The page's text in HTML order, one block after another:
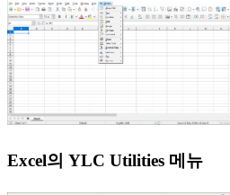
Excel의 YLC Utilities 메뉴